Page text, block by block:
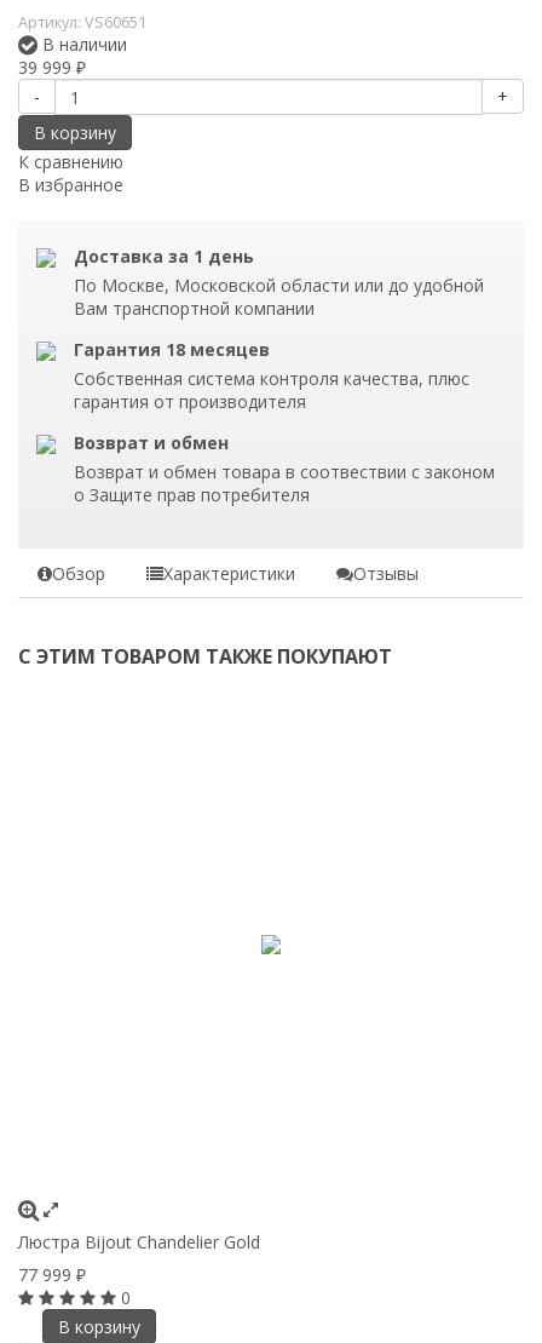
Артикул: VS60651
В наличии
39 999 ₽
-
+
В корзину
К сравнению
В избранное
Доставка за 1 день
По Москве, Московской области или до удобной
Вам транспортной компании
Гарантия 18 месяцев
Собственная система контроля качества, плюс
гарантия от производителя
Возврат и обмен
Возврат и обмен товара в соотвествии с законом
о Защите прав потребителя
Обзор Характеристики Отзывы
С ЭТИМ ТОВАРОМ ТАКЖЕ ПОКУПАЮТ
Люстра Bijout Chandelier Gold
77 999 ₽
0
В корзину